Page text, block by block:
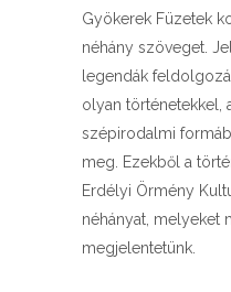
Gyökerek Füzetek
néhány szöveget.
legendák
olyan történetekkel,
szépirodalmi
meg. Ezekből a
Erdélyi Örmény
néhányat, melyeket
megjelentetünk.